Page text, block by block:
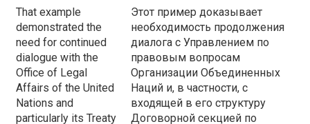
That example
demonstrated the
need for continued
dialogue with the
Office of Legal
Affairs of the United
Nations and
particularly its Treaty
Этот пример доказывает
необходимость продолжения
диалога с Управлением по
правовым вопросам
Организации Объединенных
Наций и, в частности, с
входящей в его структуру
Договорной секцией по